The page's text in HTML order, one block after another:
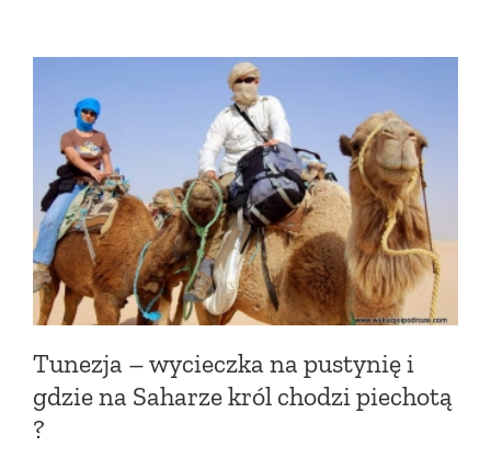
Tunezja – wycieczka na pustynię i
gdzie na Saharze król chodzi piechotą
?